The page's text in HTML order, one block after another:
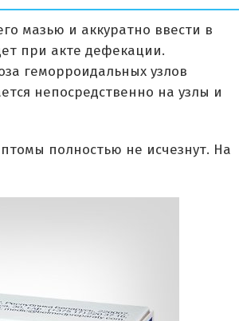
мазью и аккуратно ввести в
при акте дефекации.
геморроидальных узлов
непосредственно на узлы и
полностью не исчезнут. На